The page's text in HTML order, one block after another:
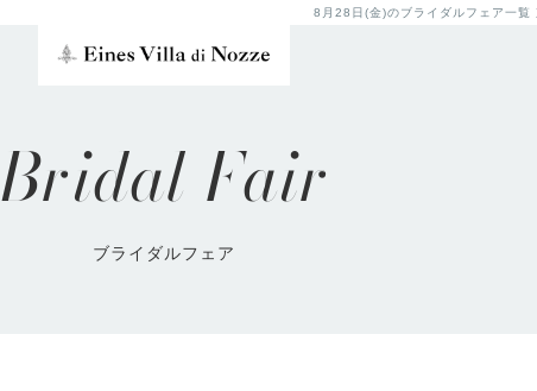
8月28日(金)のブライダルフェア一覧
Bridal Fair
ブライダルフェア